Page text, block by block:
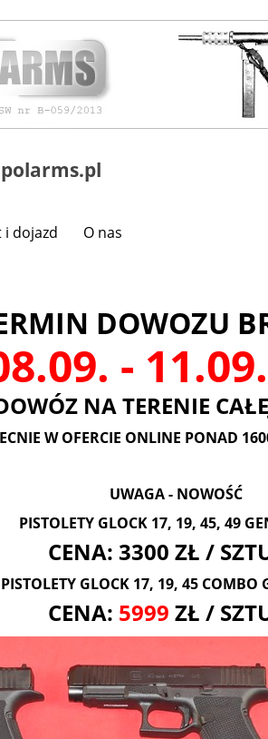
i dojazd O nas
DOWOZU
-
NA TERENIE
W OFERCIE ONLINE PONAD
UWAGA - NOWOŚĆ
PISTOLETY GLOCK 17, 19, 45, 49
CENA: 3300 ZŁ /
PISTOLETY GLOCK 17, 19, 45 COMBO
CENA: 5999 ZŁ /